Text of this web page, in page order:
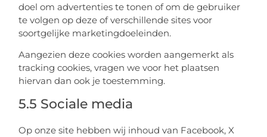
doel om advertenties te tonen of om de gebruiker
te volgen op deze of verschillende sites voor
soortgelijke marketingdoeleinden.
Aangezien deze cookies worden aangemerkt als
tracking cookies, vragen we voor het plaatsen
hiervan dan ook je toestemming.
5.5 Sociale media
Op onze site hebben wij inhoud van Facebook, X